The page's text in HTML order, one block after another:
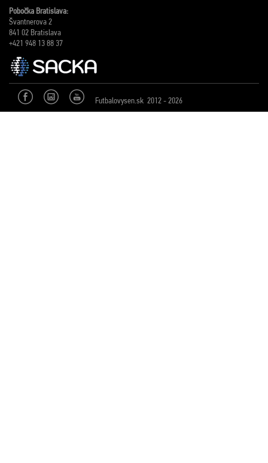
Pobočka Bratislava:
Švantnerova 2
841 02 Bratislava
+421 948 13 88 37
Futbalovysen.sk 2012 - 2026